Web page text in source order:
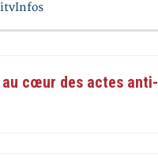
au cœur des actes anti-